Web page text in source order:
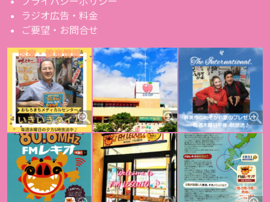
ラジオ広告・料金
ご要望・お問合せ